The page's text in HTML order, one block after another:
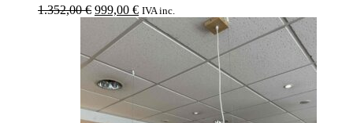
1.352,00€ El
original
era:
1.352,00 €.
999,00 €El
precio
actual
IVA inc.